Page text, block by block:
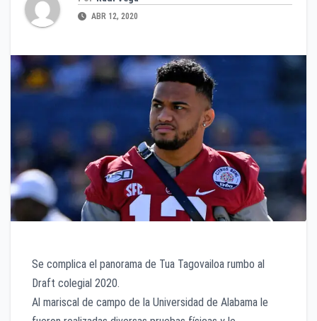
ABR 12, 2020
Se complica el panorama de Tua Tagovailoa rumbo al
Draft colegial 2020.
Al mariscal de campo de la Universidad de Alabama le